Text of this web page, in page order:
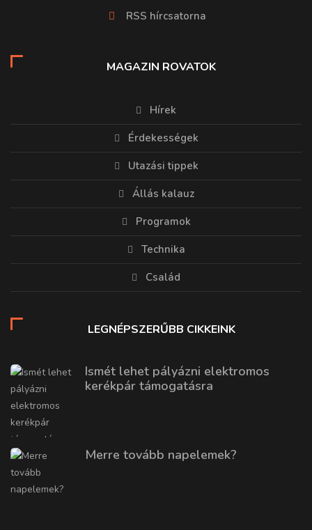
RSS hírcsatorna
MAGAZIN ROVATOK
Hírek
Érdekességek
Utazási tippek
Állás kalauz
Programok
Technika
Család
LEGNÉPSZERŰBB CIKKEINK
Ismét lehet pályázni elektromos
kerékpár támogatásra
Merre tovább napelemek?